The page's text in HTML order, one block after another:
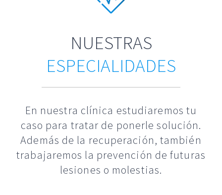
NUESTRAS
ESPECIALIDADES
En nuestra clínica estudiaremos tu
caso para tratar de ponerle solución.
Además de la recuperación, también
trabajaremos la prevención de futuras
lesiones o molestias.